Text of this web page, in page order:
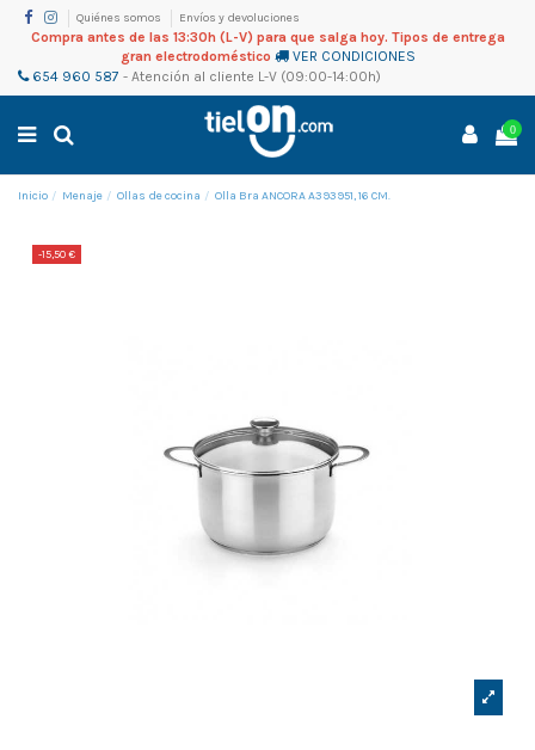
Quiénes somos Envíos y devoluciones
Compra antes de las 13:30h (L-V) para que salga hoy. Tipos de entrega
gran electrodoméstico
VER CONDICIONES
654 960 587 - Atención al cliente L-V (09:00-14:00h)
0
Inicio Menaje Ollas de cocina Olla Bra ANCORA A393951, 16 CM.
-15,50 €